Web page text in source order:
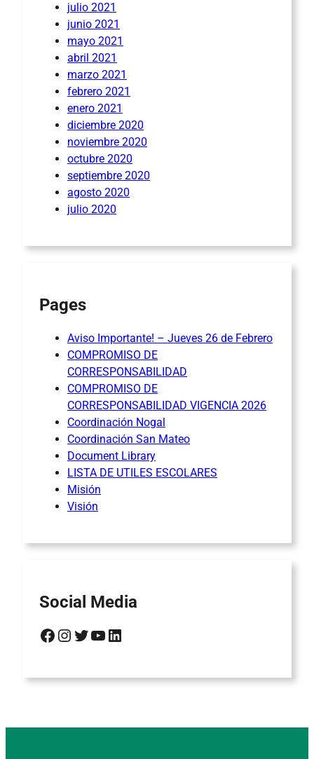
julio 2021
junio 2021
mayo 2021
abril 2021
marzo 2021
febrero 2021
enero 2021
diciembre 2020
noviembre 2020
octubre 2020
septiembre 2020
agosto 2020
julio 2020
Pages
Aviso Importante! – Jueves 26 de Febrero
COMPROMISO DE
CORRESPONSABILIDAD
COMPROMISO DE
CORRESPONSABILIDAD VIGENCIA 2026
Coordinación Nogal
Coordinación San Mateo
Document Library
LISTA DE UTILES ESCOLARES
Misión
Visión
Social Media
Facebook Instagram Twitter YouTube LinkedIn